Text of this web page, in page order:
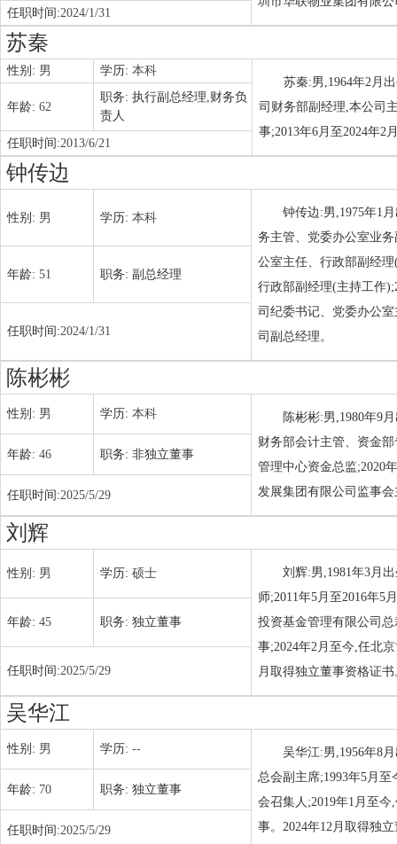
任职时间:2024/1/31
苏秦
性别: 男 学历: 本科
苏秦:男,1964年2月
司财务部副经理,本公司
事;2013年6月至2024年2
年龄: 62
职务: 执行副总经理,财务负
责人
任职时间:2013/6/21
钟传边
性别: 男 学历: 本科
钟传边:男,1975年1
务主管、党委办公室业
公室主任、行政部副经
行政部副经理(主持工作
司纪委书记、党委办公
司副总经理。
年龄: 51 职务: 副总经理
任职时间:2024/1/31
陈彬彬
性别: 男 学历: 本科
陈彬彬:男,1980年9
财务部会计主管、资金
管理中心资金总监;2020
发展集团有限公司监事
年龄: 46 职务: 非独立董事
任职时间:2025/5/29
刘辉
性别: 男 学历: 硕士
刘辉:男,1981年3月
师;2011年5月至2016年5
投资基金管理有限公司
事;2024年2月至今,任北
月取得独立董事资格证书
年龄: 45 职务: 独立董事
任职时间:2025/5/29
吴华江
性别: 男 学历: --
吴华江:男,1956年8
总会副主席;1993年5月
会召集人;2019年1月至
事。2024年12月取得独
年龄: 70 职务: 独立董事
任职时间:2025/5/29